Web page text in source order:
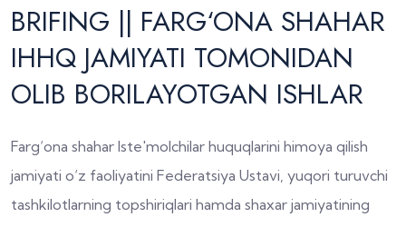
BRIFING || FARG‘ONA SHAHAR
IHHQ JAMIYATI TOMONIDAN
OLIB BORILAYOTGAN ISHLAR
Farg‘ona shahar Iste'molchilar huquqlarini himoya qilish
jamiyati o‘z faoliyatini Federatsiya Ustavi, yuqori turuvchi
tashkilotlarning topshiriqlari hamda shaxar jamiyatining